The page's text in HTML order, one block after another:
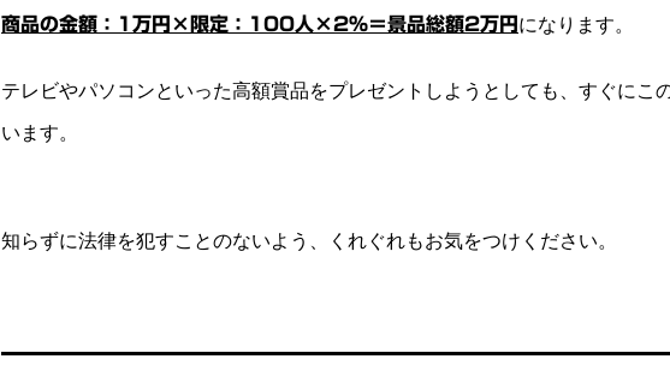
商品の金額：1万円×限定：100人×2%＝景品総額2万円 になります。
テレビやパソコンといった高額賞品をプレゼントしようとしても、すぐにこ
います。
知らずに法律を犯すことのないよう、くれぐれもお気をつけください。